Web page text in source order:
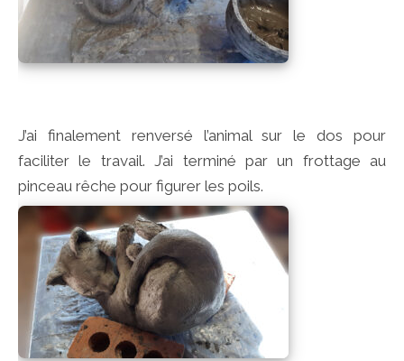
J’ai finalement renversé l’animal sur le dos pour
faciliter le travail. J’ai terminé par un frottage au
pinceau rêche pour figurer les poils.